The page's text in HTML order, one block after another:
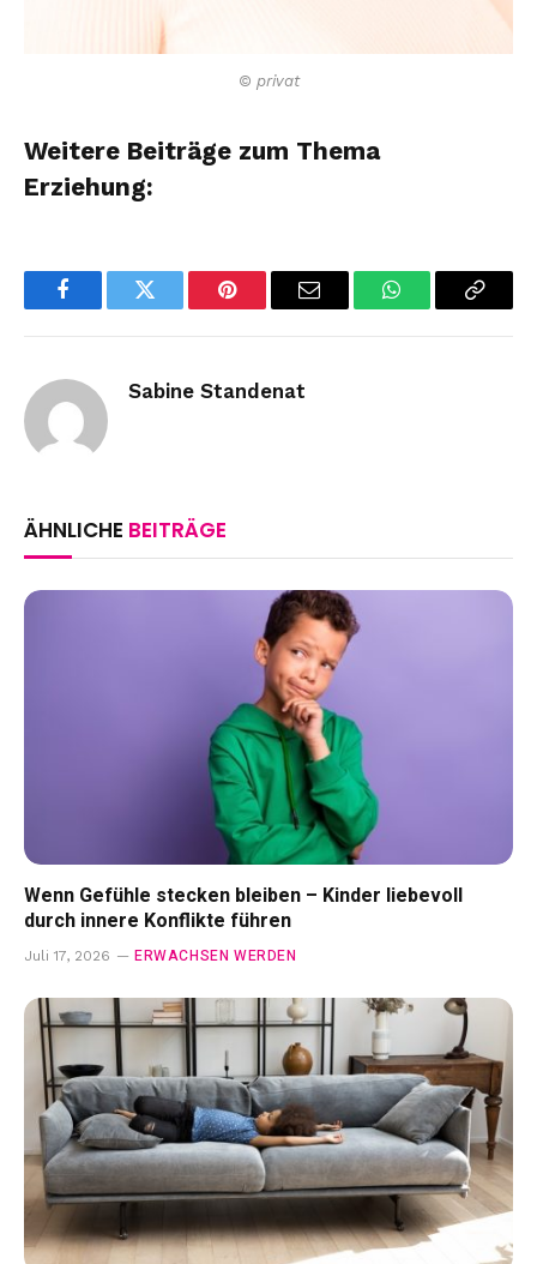
© privat
Weitere Beiträge zum Thema
Erziehung:
FacebookTwitter Pinterest Email WhatsAppCopy
Sabine Standenat
ÄHNLICHE BEITRÄGE
Wenn Gefühle stecken bleiben – Kinder liebevoll
durch innere Konflikte führen
Juli 17, 2026 ERWACHSEN WERDEN